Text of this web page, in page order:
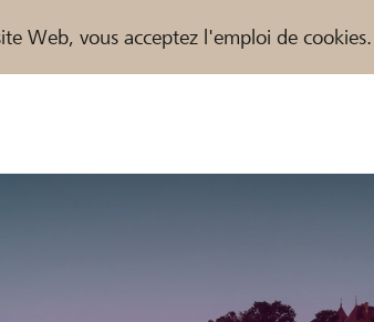
Web, vous acceptez l'emploi de cookies.